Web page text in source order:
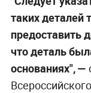
таких деталей
предоставить
что деталь
основаниях", —